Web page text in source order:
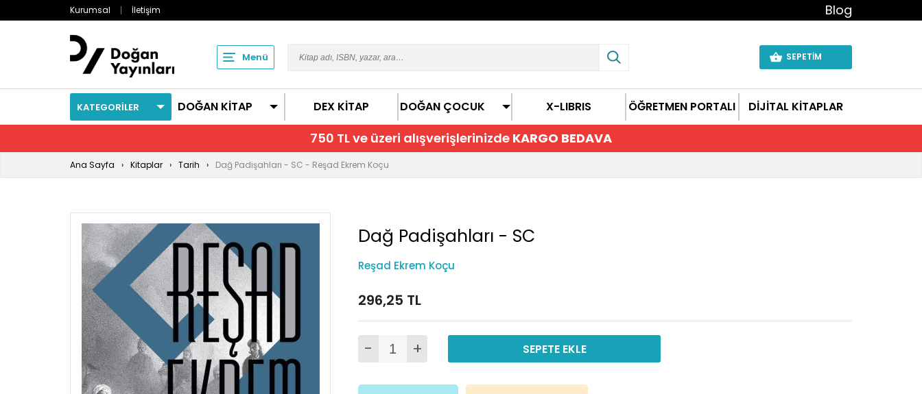
Kurumsal İletişim Blog
Menü SEPETİM
KATEGORİLER DOĞAN KİTAP DEX KİTAP DOĞAN ÇOCUK X-LIBRIS ÖĞRETMEN PORTALI DİJİTAL KİTAPLAR
750 TL ve üzeri alışverişlerinizde KARGO BEDAVA
Ana Sayfa Kitaplar Tarih Dağ Padişahları - SC - Reşad Ekrem Koçu
Dağ Padişahları - SC
Reşad Ekrem Koçu
296,25 TL
- + SEPETE EKLE